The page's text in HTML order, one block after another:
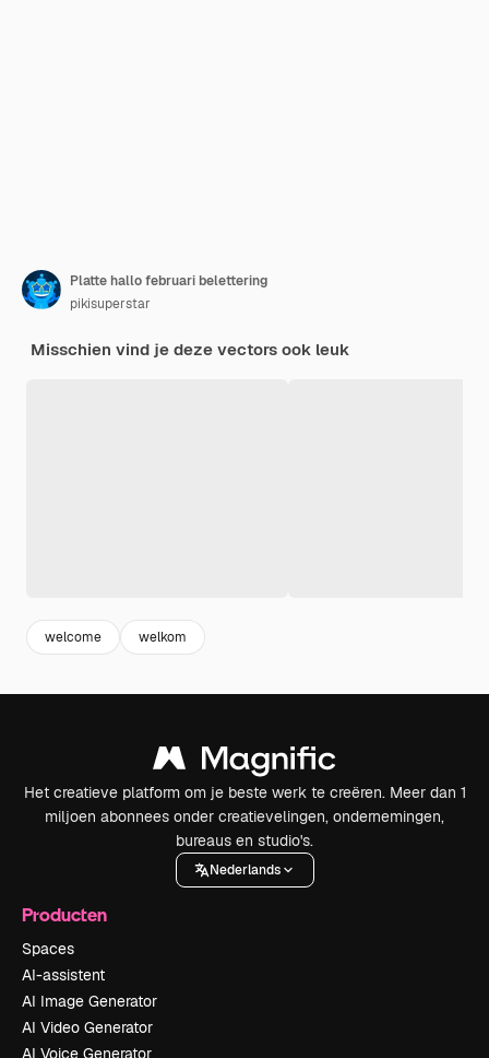
Platte hallo februari belettering
pikisuperstar
Misschien vind je deze vectors ook leuk
welcome welkom
Het creatieve platform om je beste werk te creëren. Meer dan 1
miljoen abonnees onder creatievelingen, ondernemingen,
bureaus en studio's.
Nederlands
Producten
Spaces
AI-assistent
AI Image Generator
AI Video Generator
AI Voice Generator